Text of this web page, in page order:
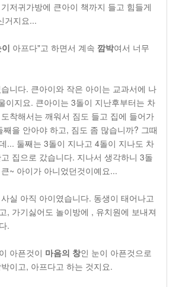
저귀가방에 큰아이 책까지 들고 힘들게
거지요...
아프다"고 하면서 계속 깜박여서 너무
니다. 큰아이와 작은 아이는 교과서에 나
이지요. 큰아이는 3돌이 지난후부터는 차
착해서는 깨워서 짐도 들고 집에 들어가
을 안아야 하고, 짐도 좀 많습니까? 그때
... 둘째는 3돌이 지나고 4돌이 지나도 차
집으로 갔습니다. 지나서 생각하니 3돌
~ 아이가 아니었던것이예요...
실 아직 아이였습니다. 동생이 태어나고
, 가기싫어도 놀이방에 , 유치원에 보내져
.
아픈것이 마음의 창인 눈이 아픈것으로
이고, 아프다고 하는 것지요.